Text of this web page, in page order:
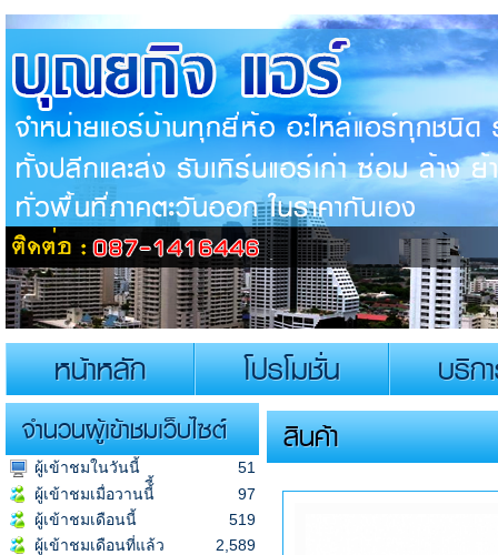
หน้าหลัก โปรโมชั่น บริก
จำนวนผู้เข้าชมเว็บไซต์
ผู้เข้าชมในวันนี้
51
ผู้เข้าชมเมื่อวานนี้ี้
97
ผู้เข้าชมเดือนนี้
519
ผู้เข้าชมเดือนที่แล้ว
2,589
สินค้า